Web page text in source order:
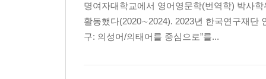
명여자대학교에서 영어영문학(번역학) 박사
활동했다(2020∼2024). 2023년 한국연구재단
구: 의성어/의태어를 중심으로”를...